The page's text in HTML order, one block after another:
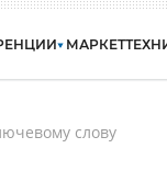
МАРКЕТ
слову